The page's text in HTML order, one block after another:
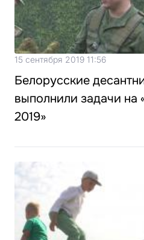
15 сентября 2019 11:56
Белорусские
выполнили задачи
2019»